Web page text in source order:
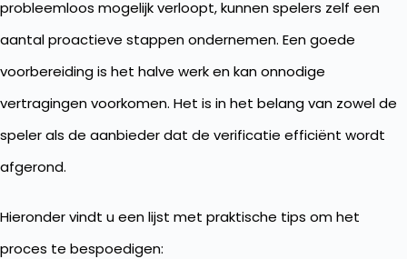
probleemloos mogelijk verloopt, kunnen spelers zelf een
aantal proactieve stappen ondernemen. Een goede
voorbereiding is het halve werk en kan onnodige
vertragingen voorkomen. Het is in het belang van zowel de
speler als de aanbieder dat de verificatie efficiënt wordt
afgerond.
Hieronder vindt u een lijst met praktische tips om het
proces te bespoedigen: